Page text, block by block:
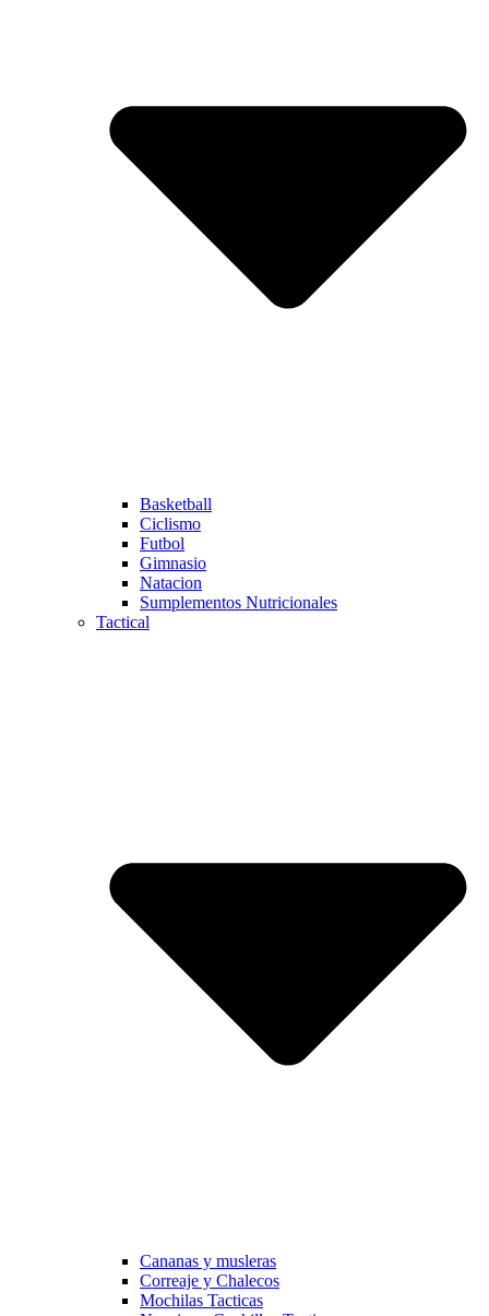
Basketball
Ciclismo
Futbol
Gimnasio
Natacion
Sumplementos Nutricionales
Tactical
Cananas y musleras
Correaje y Chalecos
Mochilas Tacticas